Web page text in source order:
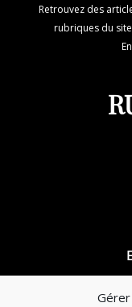
Retrouvez des
rubriques du